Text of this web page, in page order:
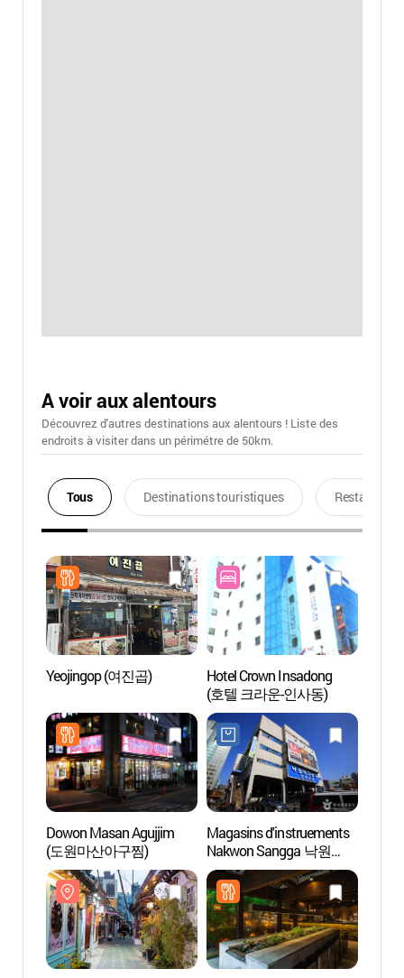
A voir aux alentours
Découvrez d'autres destinations aux alentours ! Liste des
endroits à visiter dans un périmétre de 50km.
Tous Destinations touristiques Restaurants
Yeojingop (여진곱)
Hotel Crown Insadong
(호텔 크라운-인사동)
Dowon Masan Agujjim
(도원마산아구찜)
Magasins d'instruements
Nakwon Sangga 낙원
악기상가